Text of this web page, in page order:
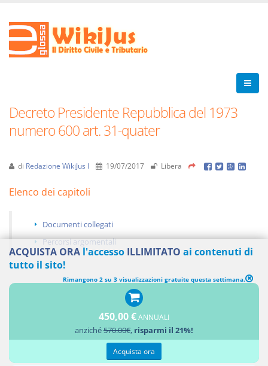
Decreto Presidente Repubblica del 1973
numero 600 art. 31-quater
di Redazione WikiJus I 19/07/2017 Libera
Elenco dei capitoli
Documenti collegati
Percorsi argomentali
RETTIFICA IN DIMINUZIONE DEL REDDITO PER OPERAZIONI TRA
IMPRESE ASSOCIATE CON ATTIVITÀ INTERNAZIONALE
ACQUISTA ORA l'accesso ILLIMITATO ai contenuti di
tutto il sito!
Rimangono 2 su 3 visualizzazioni gratuite questa settimana.
450,00 €ANNUALI
anziché570.00€, risparmi il 21%!
Acquista ora